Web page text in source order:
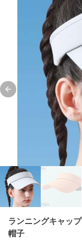
Previous slide
ランニングキャッ
帽子